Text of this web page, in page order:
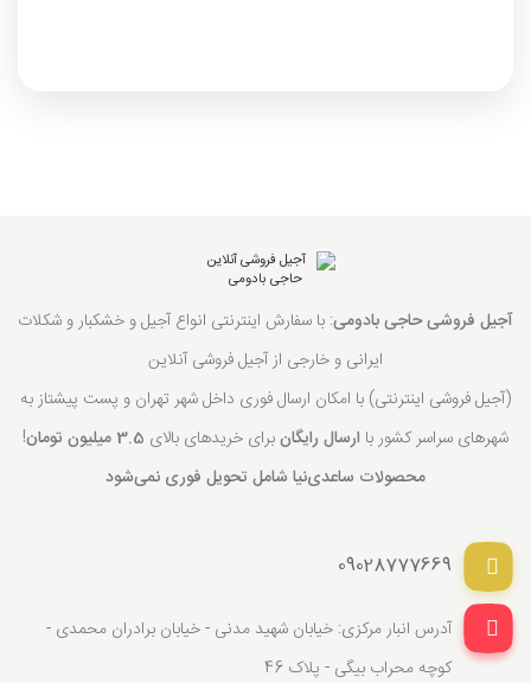
آجیل فروشی حاجی بادومی: با سفارش اینترنتی انواع آجیل و خشکبار و شکلات
ایرانی و خارجی از آجیل فروشی آنلاین
(آجیل فروشی اینترنتی) با امکان ارسال فوری داخل شهر تهران و پست پیشتاز به
شهرهای سراسر کشور با ارسال رایگانبرای خریدهای بالای 3.5 میلیون تومان
!
محصولات ساعدی‌نیا شامل تحویل فوری نمی‌شود
09028777669
آدرس انبار مرکزی: خیابان شهید مدنی - خیابان برادران محمدی -
کوچه محراب بیگی - پلاک 46